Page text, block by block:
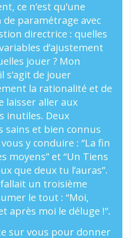
ce n’est qu’une
paramétrage avec
directrice : quelles
d’ajustement
jouer ? Mon
s’agit de jouer
la rationalité et de
laisser aller aux
inutiles. Deux
sains et bien connus
y conduire : “La fin
moyens” et “Un Tiens
que deux tu l’auras”.
fallait un troisième
le tout : “Moi,
après moi le déluge !”.
sur vous pour donner